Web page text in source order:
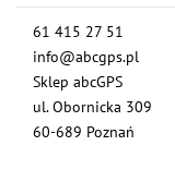
61 415 27 51
info@abcgps.pl
Sklep abcGPS
ul. Obornicka 309
60-689 Poznań